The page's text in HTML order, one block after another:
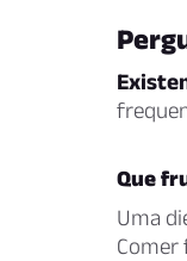
Que
Uma
Comer